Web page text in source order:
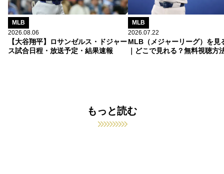
MLB
2026.08.06
【大谷翔平】ロサンゼルス・ドジャー
ス試合日程・放送予定・結果速報
MLB
2026.07.22
MLB（メジャーリーグ）を見
｜どこで見れる？無料視聴方
もっと読む